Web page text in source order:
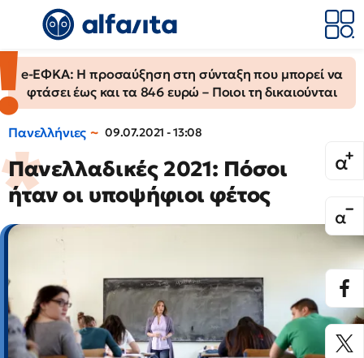
e-ΕΦΚΑ: Η προσαύξηση στη σύνταξη που μπορεί να
φτάσει έως και τα 846 ευρώ – Ποιοι τη δικαιούνται
Πανελλήνιες 09.07.2021 - 13:08
Πανελλαδικές 2021: Πόσοι
ήταν οι υποψήφιοι φέτος